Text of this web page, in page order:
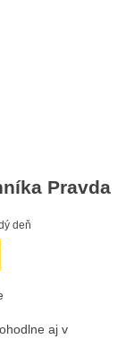
Pravda
deň
aj v